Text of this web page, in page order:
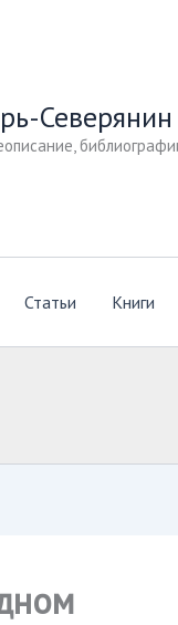
Северянин
Статьи Книги